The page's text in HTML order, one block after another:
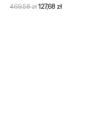
469,58zł127,68 zł